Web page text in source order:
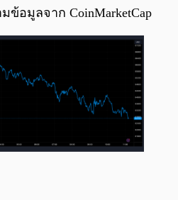
อมูลจาก CoinMarketCap